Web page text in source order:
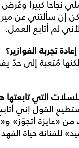
إن سألتني عن
لم أتابع العمل.
تجربة الفوازير؟
مُتعبة إلى حدّ
التي
القول إني
«عايزة أتجوّز»
للفنانة حياة الفهد.